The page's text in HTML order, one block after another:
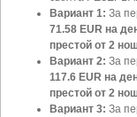
Вариант 1: За
71.58 EUR на
престой от 2
Вариант 2: За
117.6 EUR на
престой от 2
Вариант 3: За